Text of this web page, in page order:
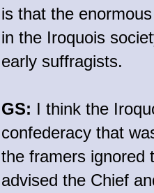
is that the
in the Iroquois
early suffragists.
GS: I think the
confederacy that
the framers ignored
advised the Chief